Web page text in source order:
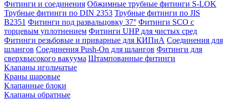
Фитинги и соединения Обжимные трубные фитинги S-LOK
Трубные фитинги по DIN 2353 Трубные фитинги по JIS
B2351 Фитинги под развальцовку 37° Фитинги SCO с
торцевым уплотнением Фитинги UHP для чистых сред
Фитинги резьбовые и приварные для КИПиА Соединения для
шлангов Соединения Push-On для шлангов Фитинги для
сверхвысокого вакуума Штампованные фитинги
Клапаны игольчатые
Краны шаровые
Клапанные блоки
Клапаны обратные